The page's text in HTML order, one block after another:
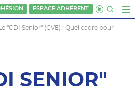
ESPACE ADHÉRENT
Le "CDI Senior" (CVE) : Quel cadre pour
SENIOR"